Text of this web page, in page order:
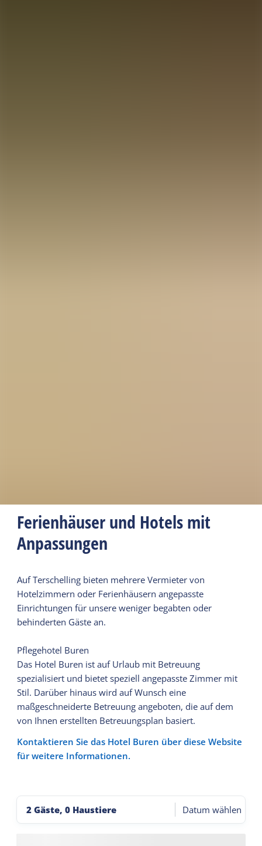
Ferienhäuser und Hotels mit
Anpassungen
Auf Terschelling bieten mehrere Vermieter von
Hotelzimmern oder Ferienhäusern angepasste
Einrichtungen für unsere weniger begabten oder
behinderten Gäste an.
Pflegehotel Buren
Das Hotel Buren ist auf Urlaub mit Betreuung
spezialisiert und bietet speziell angepasste Zimmer mit
Stil. Darüber hinaus wird auf Wunsch eine
maßgeschneiderte Betreuung angeboten, die auf dem
von Ihnen erstellten Betreuungsplan basiert.
Kontaktieren Sie das Hotel Buren über diese Website
für weitere Informationen.
2 Gäste, 0 Haustiere Datum wählen